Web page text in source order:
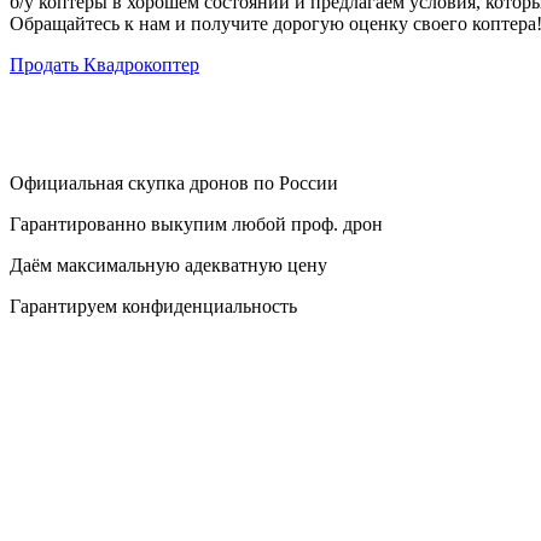
Обращайтесь к нам и получите дорогую оценку своего коптера!
Продать Квадрокоптер
Официальная скупка дронов по России
Гарантированно выкупим любой проф. дрон
Даём максимальную адекватную цену
Гарантируем конфиденциальность